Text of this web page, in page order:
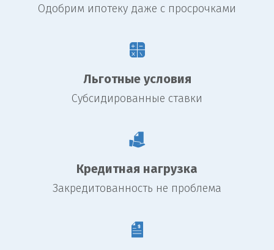
Одобрим ипотеку даже с просрочками
Льготные условия
Субсидированные ставки
Кредитная нагрузка
Закредитованность не проблема